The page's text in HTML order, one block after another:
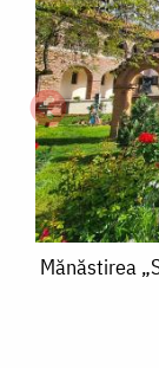
Mănăstirea
Mănăstirea